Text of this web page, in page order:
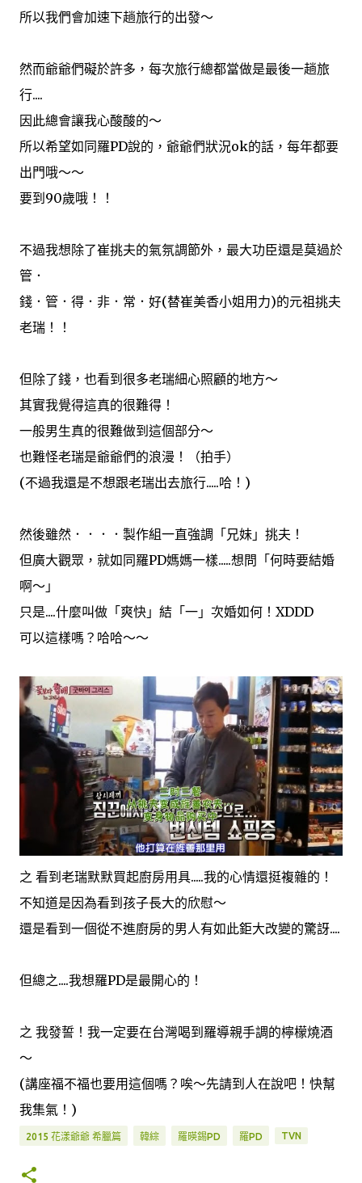
所以我們會加速下趟旅行的出發～
然而爺爺們礙於許多，每次旅行總都當做是最後一趟旅
行....
因此總會讓我心酸酸的～
所以希望如同羅PD說的，爺爺們狀況ok的話，每年都要
出門哦～～
要到90歲哦！！
不過我想除了崔挑夫的氣氛調節外，最大功臣還是莫過於
管．
錢．管．得．非．常．好(替崔美香小姐用力)的元祖挑夫
老瑞！！
但除了錢，也看到很多老瑞細心照顧的地方～
其實我覺得這真的很難得！
一般男生真的很難做到這個部分～
也難怪老瑞是爺爺們的浪漫！（拍手）
(不過我還是不想跟老瑞出去旅行.....哈！)
然後雖然．．．．製作組一直強調「兄妹」挑夫！
但廣大觀眾，就如同羅PD媽媽一樣.....想問「何時要結婚
啊～」
只是....什麼叫做「爽快」結「一」次婚如何！XDDD
可以這樣嗎？哈哈～～
之 看到老瑞默默買起廚房用具.....我的心情還挺複雜的！
不知道是因為看到孩子長大的欣慰～
還是看到一個從不進廚房的男人有如此鉅大改變的驚訝....
但總之....我想羅PD是最開心的！
之 我發誓！我一定要在台灣喝到羅導親手調的檸檬燒酒
～
(講座福不福也要用這個嗎？唉～先請到人在說吧！快幫
我集氣！)
2015 花漾爺爺 希臘篇 韓綜 羅暎錫PD 羅PD TVN